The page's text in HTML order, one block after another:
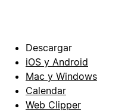
Descargar
iOS y Android
Mac y Windows
Calendar
Web Clipper